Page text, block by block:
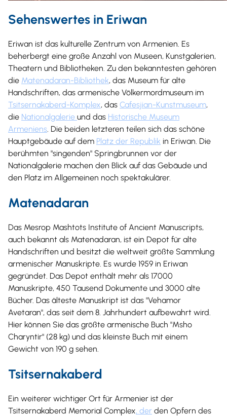
Sehenswertes in Eriwan
Eriwan ist das kulturelle Zentrum von Armenien. Es
beherbergt eine große Anzahl von Museen, Kunstgalerien,
Theatern und Bibliotheken. Zu den bekanntesten gehören
die Matenadaran-Bibliothek, das Museum für alte
Handschriften, das armenische Völkermordmuseum im
Tsitsernakaberd-Komplex, das Cafesjian-Kunstmuseum,
die Nationalgalerie und das Historische Museum
Armeniens . Die beiden letzteren teilen sich das schöne
Hauptgebäude auf dem Platz der Republik in Eriwan. Die
berühmten "singenden" Springbrunnen vor der
Nationalgalerie machen den Blick auf das Gebäude und
den Platz im Allgemeinen noch spektakulärer.
Matenadaran
Das Mesrop Mashtots Institute of Ancient Manuscripts,
auch bekannt als Matenadaran, ist ein Depot für alte
Handschriften und besitzt die weltweit größte Sammlung
armenischer Manuskripte. Es wurde 1959 in Eriwan
gegründet. Das Depot enthält mehr als 17000
Manuskripte, 450 Tausend Dokumente und 3000 alte
Bücher. Das älteste Manuskript ist das "Vehamor
Avetaran", das seit dem 8. Jahrhundert aufbewahrt wird.
Hier können Sie das größte armenische Buch "Msho
Charyntir" (28 kg) und das kleinste Buch mit einem
Gewicht von 190 g sehen.
Tsitsernakaberd
Ein weiterer wichtiger Ort für Armenier ist der
Tsitsernakaberd Memorial Complex, der den Opfern des